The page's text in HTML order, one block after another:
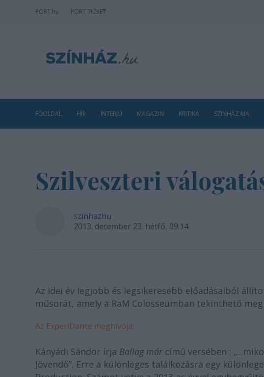
PORT.hu PORT TICKET
FŐOLDAL HÍR INTERJÚ MAGAZIN KRITIKA SZÍNHÁZ MA
Szilveszteri
szinhazhu
2013. december 23. hétfő, 09:14
Az idei év legjobb és legsikeresebb előadásaiból
műsorát, amely a RaM Colosseumban tekinthető
Az ExperiDance meghívója:
Kányádi Sándor írja Ballag márcímű versében :
Jövendő”. Erre a különleges találkozásra egy